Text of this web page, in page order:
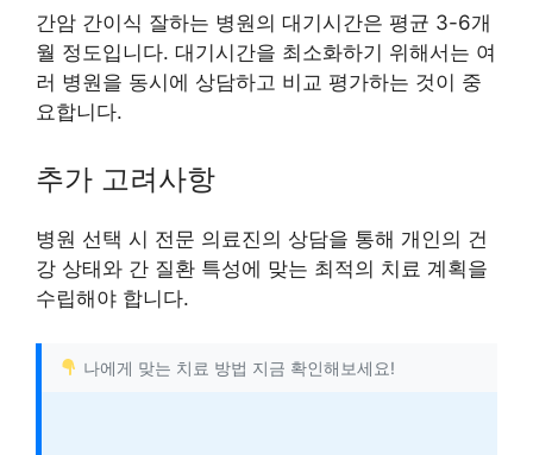
간암 간이식 잘하는 병원의 대기시간은 평균 3-6개
월 정도입니다. 대기시간을 최소화하기 위해서는 여
러 병원을 동시에 상담하고 비교 평가하는 것이 중
요합니다.
추가 고려사항
병원 선택 시 전문 의료진의 상담을 통해 개인의 건
강 상태와 간 질환 특성에 맞는 최적의 치료 계획을
수립해야 합니다.
나에게 맞는 치료 방법 지금 확인해보세요!